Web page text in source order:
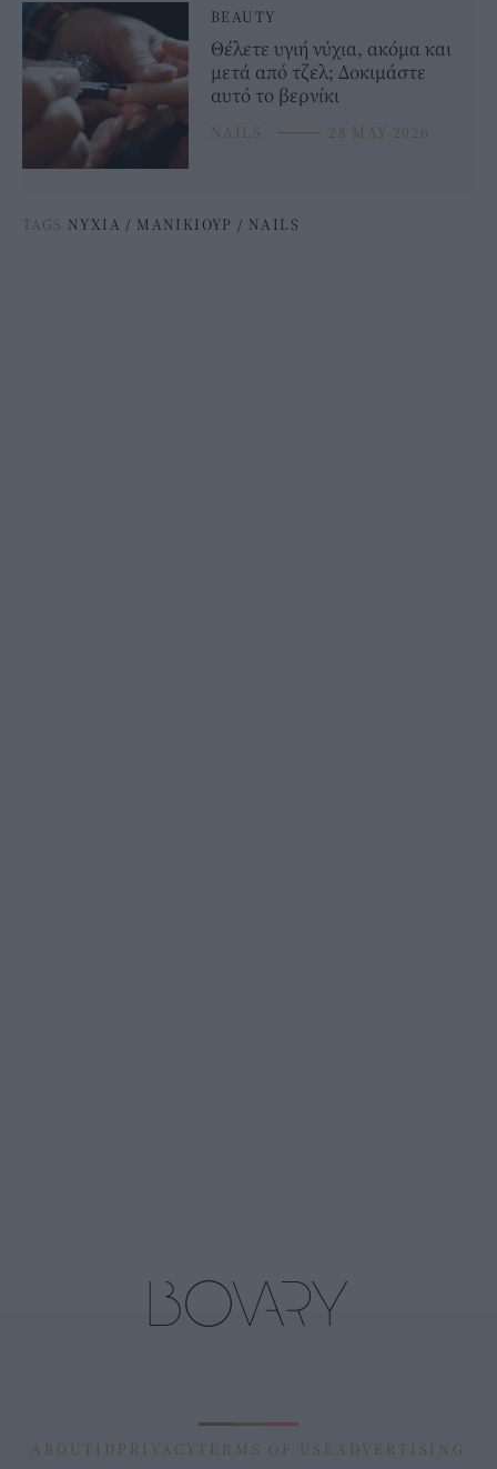
BEAUTY
Θέλετε υγιή νύχια, ακόμα και
μετά από τζελ; Δοκιμάστε
αυτό το βερνίκι
NAILS ⸻ 28 MAY 2026
TAGS ΝΥΧΙΑ / ΜΑΝΙΚΙΟΥΡ / NAILS
ABOUT ID PRIVACY TERMS OF USE ADVERTISING